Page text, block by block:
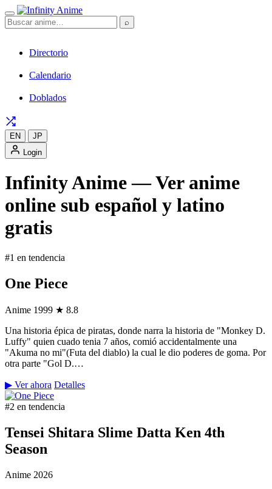
⌕
Directorio
Calendario
Doblados
EN
JP
Login
Infinity Anime — Ver anime
online sub español y latino
gratis
#1 en tendencia
One Piece
Anime 1999 ★ 8.8
Una historia épica de piratas, donde narra la historia de "Monkey D.
Luffy" quien cuado tenia 7 años, comió accidentalmente una
"Akuma no mi"(Futa del diablo) la cual le dio poderes de goma. Por
otra parte "Gol D.…
▶ Ver ahora Detalles
#2 en tendencia
Tensei Shitara Slime Datta Ken 4th
Season
Anime 2026